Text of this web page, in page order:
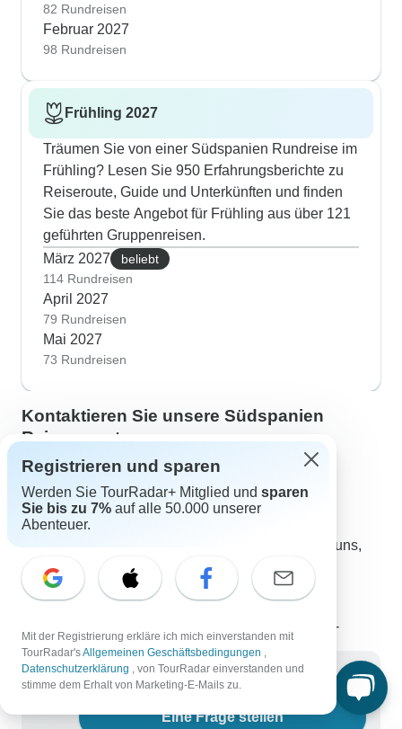
82 Rundreisen
Februar 2027
98 Rundreisen
Frühling 2027
Träumen Sie von einer Südspanien Rundreise im
Frühling? Lesen Sie 950 Erfahrungsberichte zu
Reiseroute, Guide und Unterkünften und finden
Sie das beste Angebot für Frühling aus über 121
geführten Gruppenreisen.
März 2027
beliebt
114 Rundreisen
April 2027
79 Rundreisen
Mai 2027
73 Rundreisen
Kontaktieren Sie unsere Südspanien
Reiseexperten
T Tetiana
Südspanien-Expert*in bei TourRadar
Tetiana ist Teil unseres erfahrenen Teams von
Südspanien Reiseexperten. Wenden Sie sich an uns,
um alle Ihre Fragen über Südspanien Rundreisen
beantwortet zu bekommen!
1.097 verifizierte Bewertungen von TourRadar-
Kunden
Schreiben Sie uns eine Nachricht
Eine Frage stellen
Registrieren und sparen
Werden Sie TourRadar+ Mitglied und sparen
Sie bis zu 7% auf alle 50.000 unserer
Abenteuer.
Mit der Registrierung erkläre ich mich einverstanden mit
TourRadar'sAllgemeinen Geschäftsbedingungen ,
Datenschutzerklärung , von TourRadar einverstanden und
stimme dem Erhalt von Marketing-E-Mails zu.